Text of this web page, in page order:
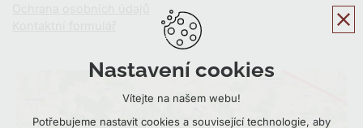
Nastavení cookies
Vítejte na našem webu!
Potřebujeme nastavit cookies a související technologie, aby